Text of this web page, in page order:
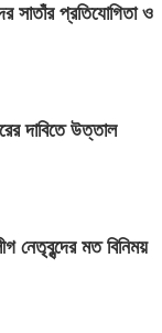
সাতাঁর প্রতিযোগিতা ও
দাবিতে উত্তাল
নেতৃবৃন্দের মত বিনিময়